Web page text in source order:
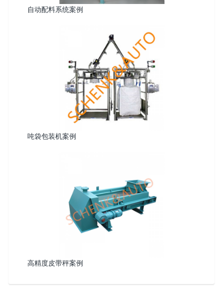
自动配料系统案例
吨袋包装机案例
高精度皮带秤案例